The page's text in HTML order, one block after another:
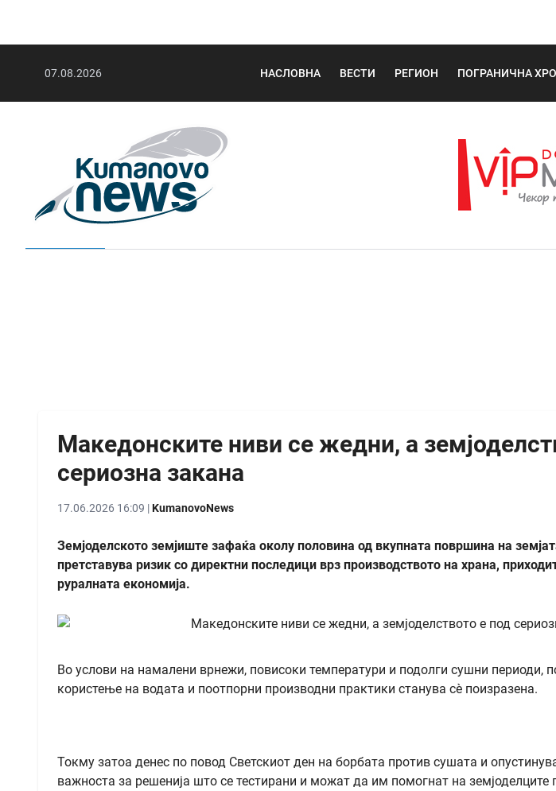
07.08.2026 НАСЛОВНА ВЕСТИ РЕГИОН ПОГРАНИЧНА
Македонските ниви се жедни, а
сериозна закана
17.06.2026 16:09 |KumanovoNews
Земјоделското земјиште зафаќа околу половина од вкупната површина на
претставува ризик со директни последици врз производството на храна,
руралната економија.
Во услови на намалени врнежи, повисоки температури и подолги сушни периоди,
користење на водата и поотпорни производни практики станува сè поизразена.
Токму затоа денес по повод Светскиот ден на борбата против сушата и
важноста за решенија што се тестирани и можат да им помогнат на земјоделците